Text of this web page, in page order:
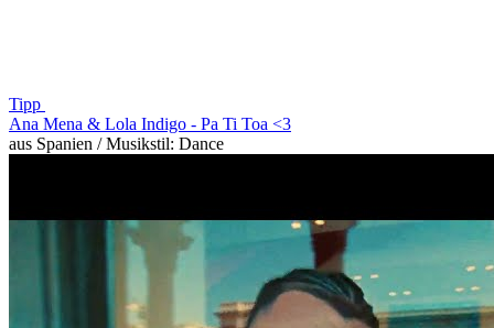
Tipp
Ana Mena & Lola Indigo - Pa Ti Toa <3
aus Spanien / Musikstil: Dance